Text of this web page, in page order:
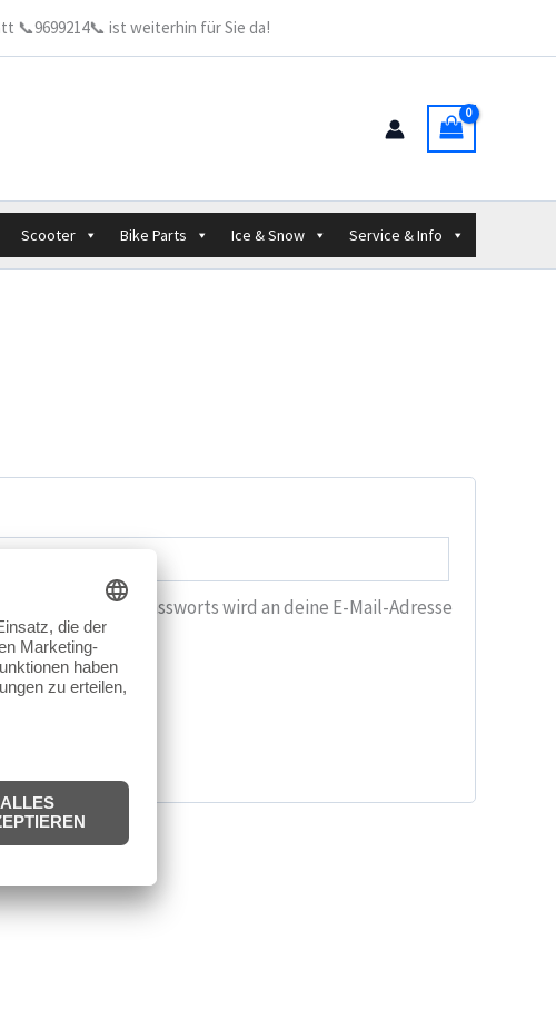
📞9699214📞 ist weiterhin für Sie da!
Scooter Bike Parts Ice & Snow Service & Info
eines neuen Passworts wird an deine E-Mail-Adresse